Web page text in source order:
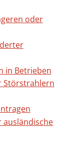
oder
in Betrieben
Störstrahlern
ausländische